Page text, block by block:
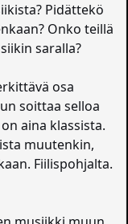
Pidättekö
Onko teillä
saralla?
osa
soittaa selloa
aina klassista.
muutenkin,
Fiilispohjalta.